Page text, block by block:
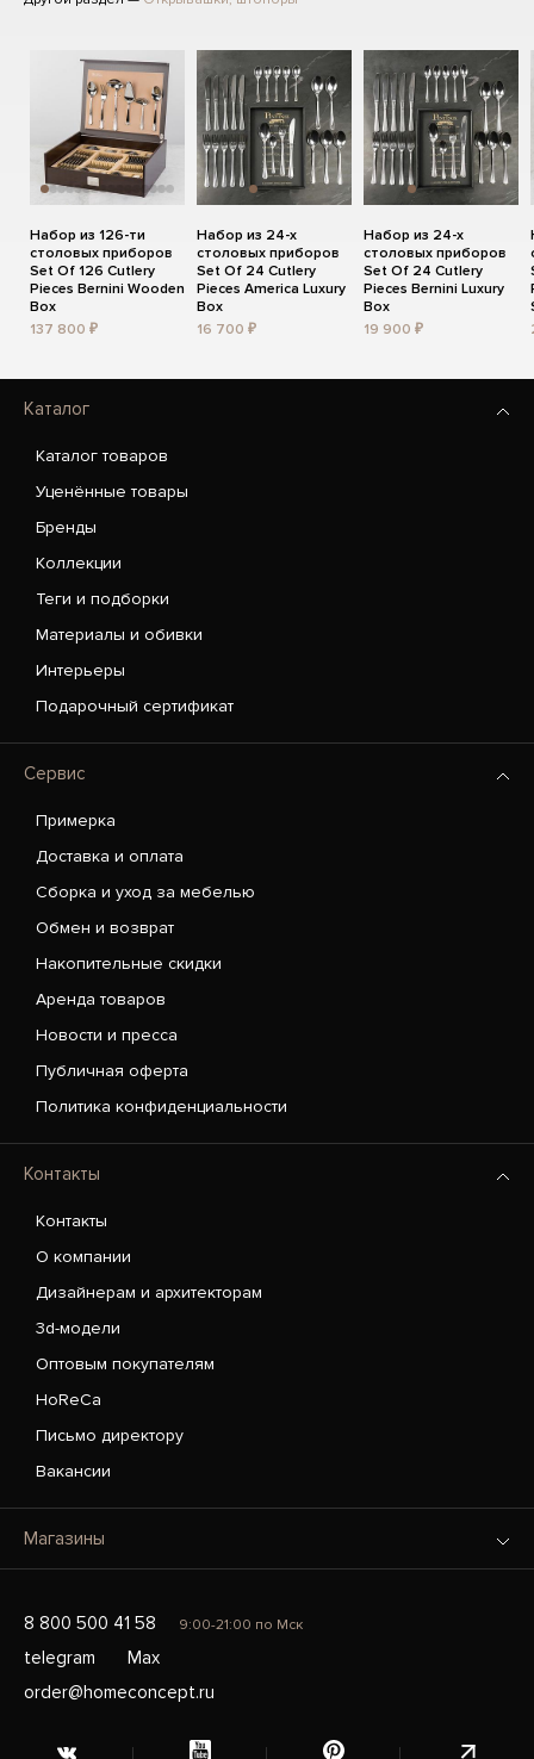
Набор из 126-ти
столовых приборов
Set Of 126 Cutlery
Pieces Bernini Wooden
Box
137 800 ₽
Набор из 24-х
столовых приборов
Set Of 24 Cutlery
Pieces America Luxury
Box
16 700 ₽
Набор из 24-х
столовых приборов
Set Of 24 Cutlery
Pieces Bernini Luxury
Box
19 900 ₽
Каталог
Каталог товаров
Уценённые товары
Бренды
Коллекции
Теги и подборки
Материалы и обивки
Интерьеры
Подарочный сертификат
Сервис
Примерка
Доставка и оплата
Сборка и уход за мебелью
Обмен и возврат
Накопительные скидки
Аренда товаров
Новости и пресса
Публичная оферта
Политика конфиденциальности
Контакты
Контакты
О компании
Дизайнерам и архитекторам
3d-модели
Оптовым покупателям
HoReCa
Письмо директору
Вакансии
Магазины
8 800 500 41 58 9:00-21:00 по Мск
telegram
Max
order@homeconcept.ru